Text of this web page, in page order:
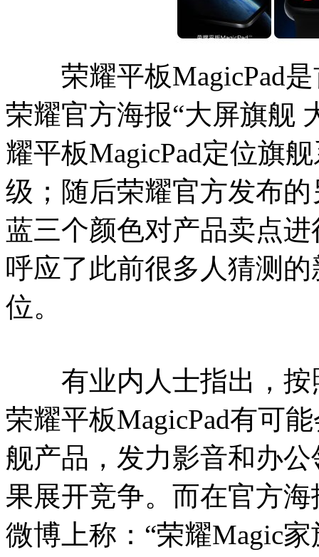
荣耀平板MagicPad是
荣耀官方海报“大屏旗舰
耀平板MagicPad定位旗
级；随后荣耀官方发布
蓝三个颜色对产品卖点
呼应了此前很多人猜测
位。
有业内人士指出，按
荣耀平板MagicPad有可
舰产品，发力影音和办
果展开竞争。而在官方
微博上称：“荣耀Magic